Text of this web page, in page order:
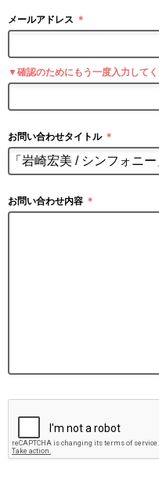
メールアドレス ＊
▼確認のためにもう一度入力してく
お問い合わせタイトル ＊
お問い合わせ内容 ＊